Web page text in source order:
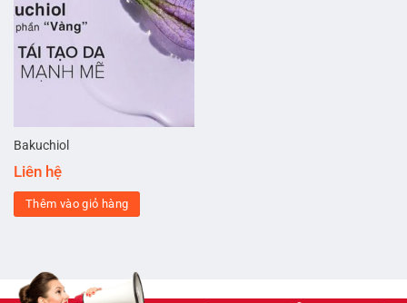
Bakuchiol
Liên hệ
Thêm vào giỏ hàng